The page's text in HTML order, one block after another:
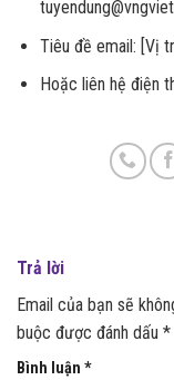
Tiêu đề email: [Vị
Hoặc liên hệ điện
Trả lời
Email của bạn sẽ
buộc được đánh dấu *
Bình luận *